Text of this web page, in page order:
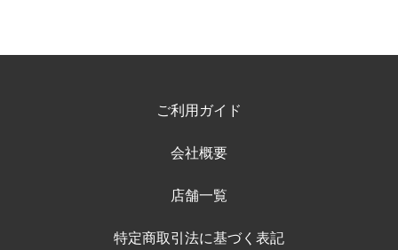
ご利用ガイド
会社概要
店舗一覧
特定商取引法に基づく表記